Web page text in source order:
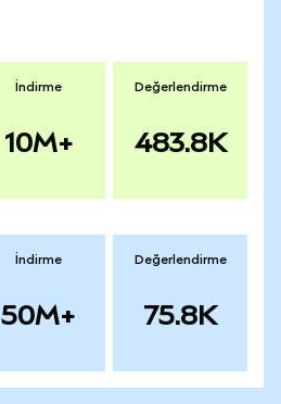
İndirme
10M+
Değerlendirme
483.8K
İndirme
50M+
Değerlendirme
75.8K